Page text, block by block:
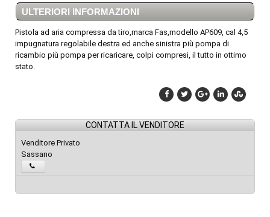
ULTERIORI INFORMAZIONI
Pistola ad aria compressa da tiro,marca Fas,modello AP609, cal 4,5
impugnatura regolabile destra ed anche sinistra più pompa di
ricambio più pompa per ricaricare, colpi compresi, il tutto in ottimo
stato.
CONTATTA IL VENDITORE
Venditore Privato
Sassano